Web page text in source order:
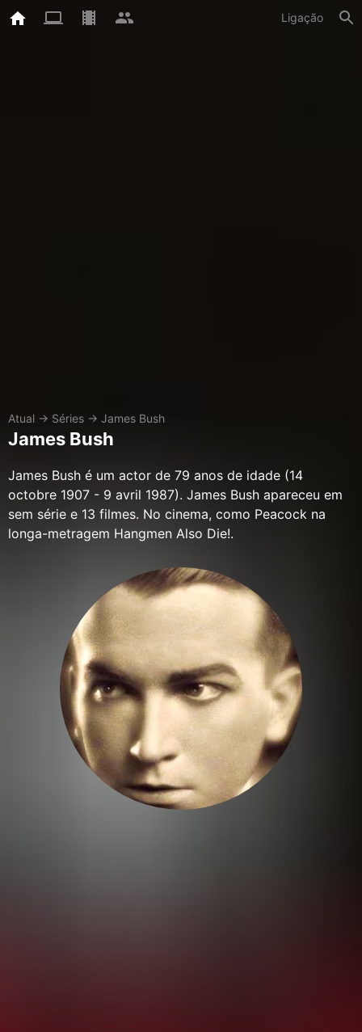
Ligação
Atual → Séries → James Bush
James Bush
James Bush é um actor de 79 anos de idade (14
octobre 1907 - 9 avril 1987). James Bush apareceu em
sem série e 13 filmes. No cinema, como Peacock na
longa-metragem Hangmen Also Die!.